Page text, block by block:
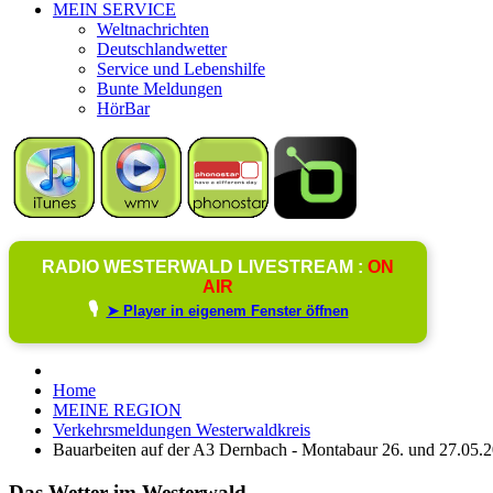
MEIN SERVICE
Weltnachrichten
Deutschlandwetter
Service und Lebenshilfe
Bunte Meldungen
HörBar
RADIO WESTERWALD LIVESTREAM : ON
AIR
🎙️ ➤ Player in eigenem Fenster öffnen
Home
MEINE REGION
Verkehrsmeldungen Westerwaldkreis
Bauarbeiten auf der A3 Dernbach - Montabaur 26. und